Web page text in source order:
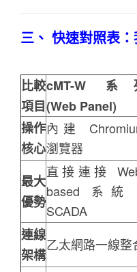
三、 快速對照表
比較
項目
cMT-W 系
(Web Panel)
操作
核心
內建
瀏覽器
最大
優勢
直接連接
based 系
SCADA
連線
架構
乙太網路一線整